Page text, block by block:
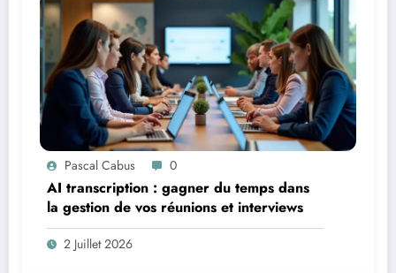
Pascal Cabus 0
AI transcription : gagner du temps dans
la gestion de vos réunions et interviews
2 Juillet 2026